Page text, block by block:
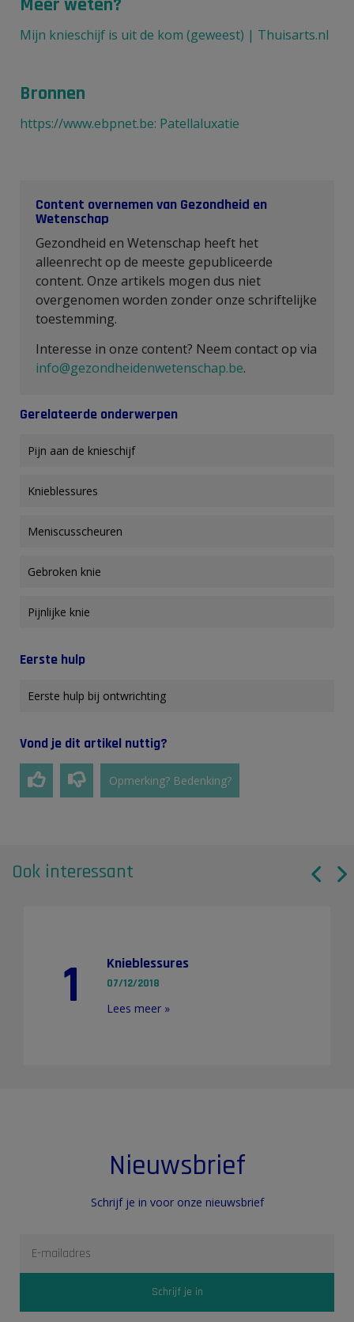
Mijn knieschijf is uit de kom (geweest) | Thuisarts.nl
Bronnen
https://www.ebpnet.be: Patellaluxatie
Content overnemen van Gezondheid en
Wetenschap
Gezondheid en Wetenschap heeft het
alleenrecht op de meeste gepubliceerde
content. Onze artikels mogen dus niet
overgenomen worden zonder onze schriftelijke
toestemming.
Interesse in onze content? Neem contact op via
info@gezondheidenwetenschap.be.
Gerelateerde onderwerpen
Pijn aan de knieschijf
Knieblessures
Meniscusscheuren
Gebroken knie
Pijnlijke knie
Eerste hulp
Eerste hulp bij ontwrichting
Vond je dit artikel nuttig?
Opmerking? Bedenking?
Ook interessant
1 Knieblessures
07/12/2018
Lees meer »
Nieuwsbrief
Schrijf je in voor onze nieuwsbrief